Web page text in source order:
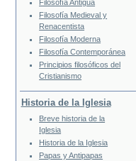
Filosofía Antigua
Filosofía Medieval y
Renacentista
Filosofía Moderna
Filosofía Contemporánea
Principios filosóficos del
Cristianismo
Historia de la Iglesia
Breve historia de la
Iglesia
Historia de la Iglesia
Papas y Antipapas